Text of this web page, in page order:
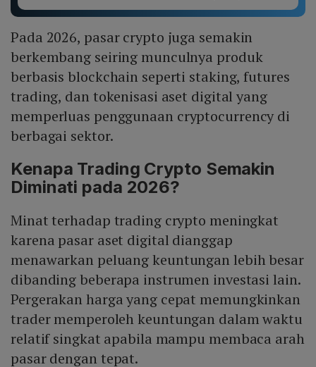
Pada 2026, pasar crypto juga semakin
berkembang seiring munculnya produk
berbasis blockchain seperti staking, futures
trading, dan tokenisasi aset digital yang
memperluas penggunaan cryptocurrency di
berbagai sektor.
Kenapa Trading Crypto Semakin
Diminati pada 2026?
Minat terhadap trading crypto meningkat
karena pasar aset digital dianggap
menawarkan peluang keuntungan lebih besar
dibanding beberapa instrumen investasi lain.
Pergerakan harga yang cepat memungkinkan
trader memperoleh keuntungan dalam waktu
relatif singkat apabila mampu membaca arah
pasar dengan tepat.